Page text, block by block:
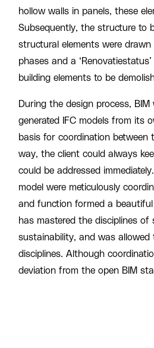
hollow walls in panels, these
Subsequently, the structure to
structural elements were
phases and a
building elements to be
During the design process,
generated IFC models from its
basis for coordination between
way, the client could always
could be addressed
model were meticulously
and function formed a
has mastered the disciplines
sustainability, and was
disciplines. Although
deviation from the open BIM